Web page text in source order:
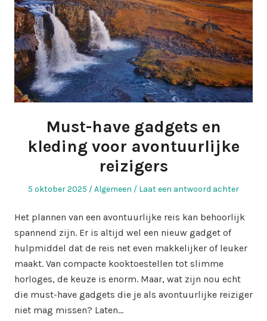
Must-have gadgets en
kleding voor avontuurlijke
reizigers
Geplaatst
5 oktober 2025
Geplaatst
Algemeen Laat een antwoord achter
Het plannen van een avontuurlijke reis kan behoorlijk
spannend zijn. Er is altijd wel een nieuw gadget of
hulpmiddel dat de reis net even makkelijker of leuker
maakt. Van compacte kooktoestellen tot slimme
horloges, de keuze is enorm. Maar, wat zijn nou echt
die must-have gadgets die je als avontuurlijke reiziger
niet mag missen? Laten…